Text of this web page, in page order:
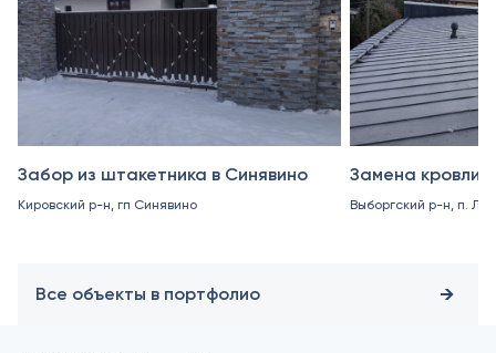
Забор из штакетника в Синявино
Кировский р-н, гп Синявино
Замена кровли
Выборгский р-н, п.
Все объекты в портфолио